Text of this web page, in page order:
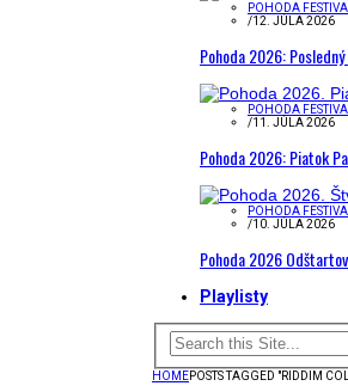
POHODA FESTIVAL
/12. JÚLA 2026
Pohoda 2026:
POHODA FESTIVAL
/11. JÚLA 2026
Pohoda 2026: Piatok
POHODA FESTIVAL
/10. JÚLA 2026
Pohoda 2026
Playlisty
HOMEPOSTS TAGGED "RIDDIM